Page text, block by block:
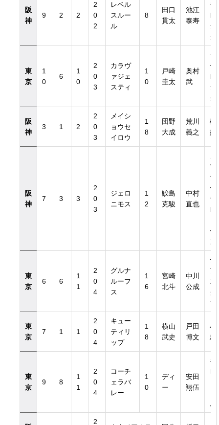
阪
神
9 2 2
2
0
2
レベル
スルー
ル
8
田口
貫太
池江
泰寿
デ
レ
シ
グ
東
京
1
0
6
1
0
2
0
3
カラヴ
ァジェ
スティ
1
0
戸崎
圭太
奥村
武
サ
デ
レ
シ
グ
阪
神
3 1 2
2
0
3
メイシ
ョウセ
イロウ
1
8
団野
大成
荒川
義之
松
好
阪
神
7 3 3
2
0
3
ジェロ
ニモス
1
2
鮫島
克駿
中村
直也
マ
デ
ー
ラ
レ
ー
ン
東
京
6 6
1
1
2
0
4
グルナ
ルーフ
ス
1
6
宮崎
北斗
中川
公成
デ
ア
ス
ク
ブ
東
京
7 1 1
2
0
4
キュー
ティリ
ップ
1
8
横山
武史
戸田
博文
小
忠
東
京
9 8
1
1
2
0
4
コーチ
ェラバ
レー
1
0
ディ
ー
安田
翔伍
キ
ロ
ム
2